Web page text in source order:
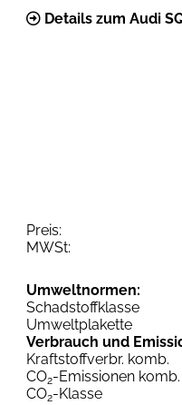
Details zum Audi
Preis:
MWSt:
Umweltnormen:
Schadstoffklasse
Umweltplakette
Verbrauch und
Kraftstoffverbr. komb.
CO2-Emissionen komb.
CO2-Klasse